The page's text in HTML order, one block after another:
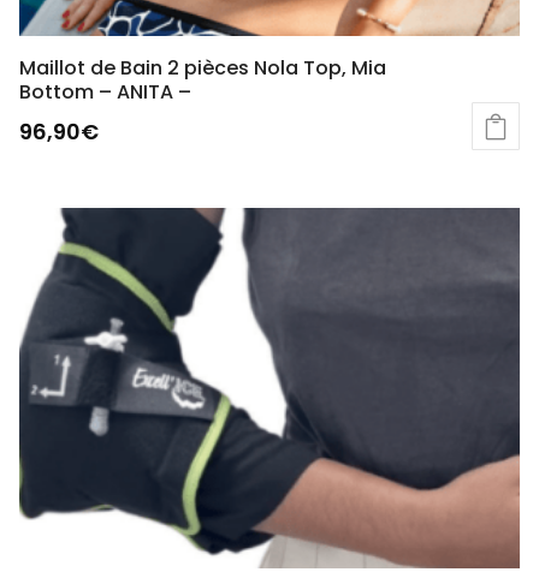
Maillot de Bain 2 pièces Nola Top, Mia
Bottom – ANITA –
96,90€